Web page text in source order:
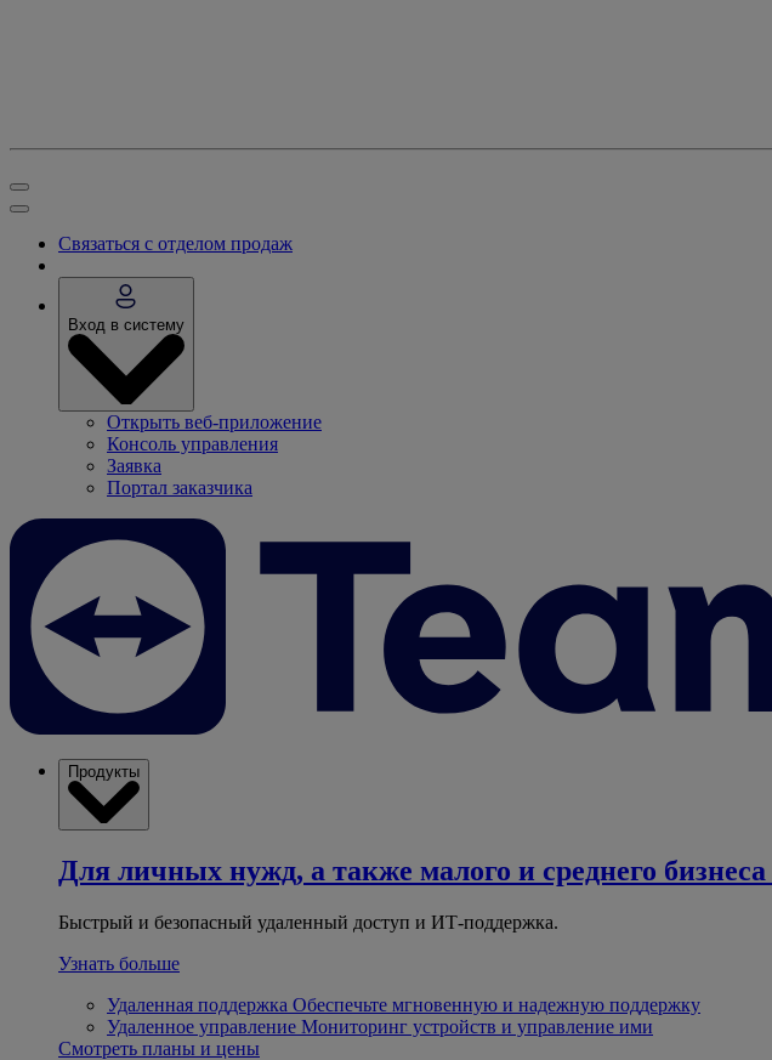
Связаться с отделом продаж
Вход в систему
Открыть веб-приложение
Консоль управления
Заявка
Портал заказчика
Продукты
Для личных нужд, а также малого и среднего бизнеса
Быстрый и безопасный удаленный доступ и ИТ-поддержка.
Узнать больше
Удаленная поддержка Обеспечьте мгновенную и надежную поддержку
Удаленное управление Мониторинг устройств и управление ими
Смотреть планы и цены